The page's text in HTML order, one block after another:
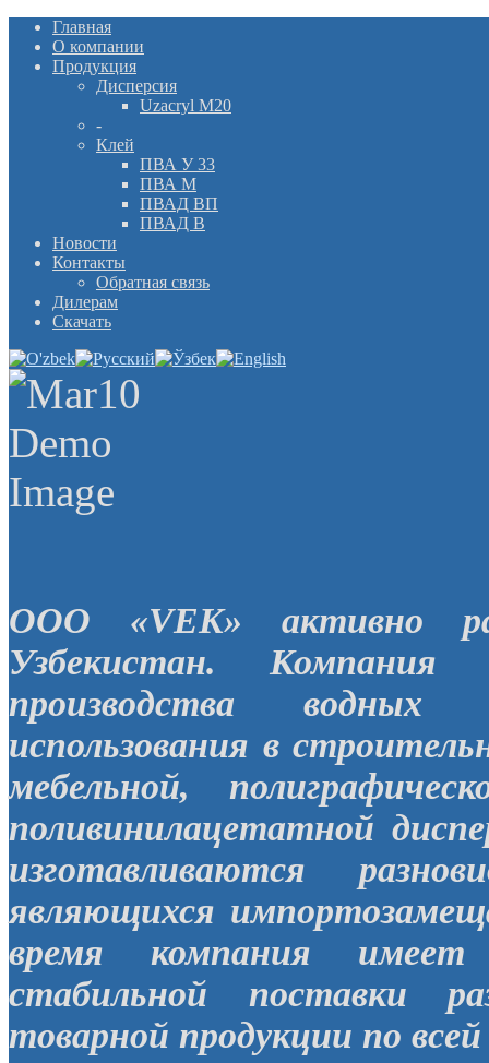
Главная
О компании
Продукция
Дисперсия
Uzacryl M20
-
Клей
ПВА У 33
ПВА М
ПВАД ВП
ПВАД В
Новости
Контакты
Обратная связь
Дилерам
Скачать
ООО «VEK» активно
Узбекистан. Компания
производства
использования в
мебельной,
поливинилацетатной
изготавливаются
являющихся
время компания имеет
стабильной поставки
товарной продукции по всей